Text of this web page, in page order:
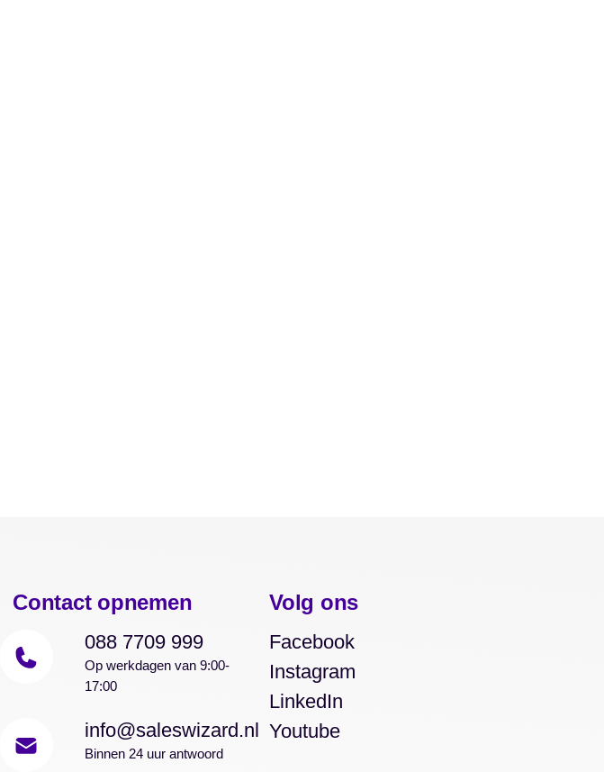
Contact opnemen
088 7709 999
Op werkdagen van 9:00-
17:00
info@saleswizard.nl
Binnen 24 uur antwoord
Volg ons
Facebook
Instagram
LinkedIn
Youtube